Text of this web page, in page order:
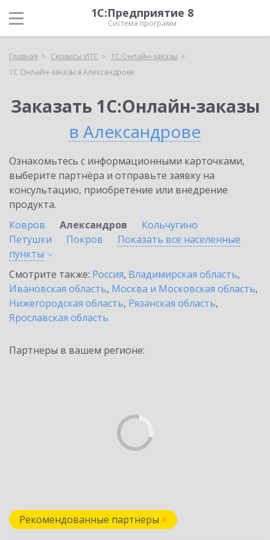
1С:Предприятие 8
Система программ
Главная Сервисы ИТС
1С:Онлайн-заказы
1С:Онлайн-заказы в Александрове
Заказать 1С:Онлайн-заказы
в Александрове
Ознакомьтесь с информационными карточками,
выберите партнёра и отправьте заявку на
консультацию, приобретение или внедрение
продукта.
Ковров
Александров
Кольчугино
Петушки
Покров
Показать все населенные
пункты
Смотрите также: Россия, Владимирская область,
Ивановская область, Москва и Московская область,
Нижегородская область, Рязанская область,
Ярославская область
Партнеры в вашем регионе:
Рекомендованные партнеры